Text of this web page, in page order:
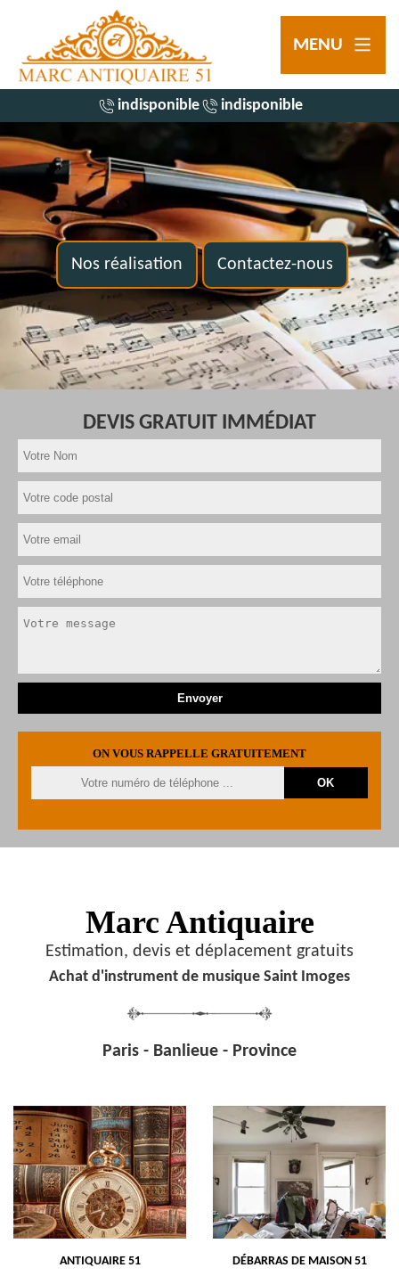
MENU
indisponible indisponible
Nos réalisation Contactez-nous
DEVIS GRATUIT IMMÉDIAT
ON VOUS RAPPELLE GRATUITEMENT
Marc Antiquaire
Estimation, devis et déplacement gratuits
Achat d'instrument de musique Saint Imoges
Paris - Banlieue - Province
ANTIQUAIRE 51 DÉBARRAS DE MAISON 51